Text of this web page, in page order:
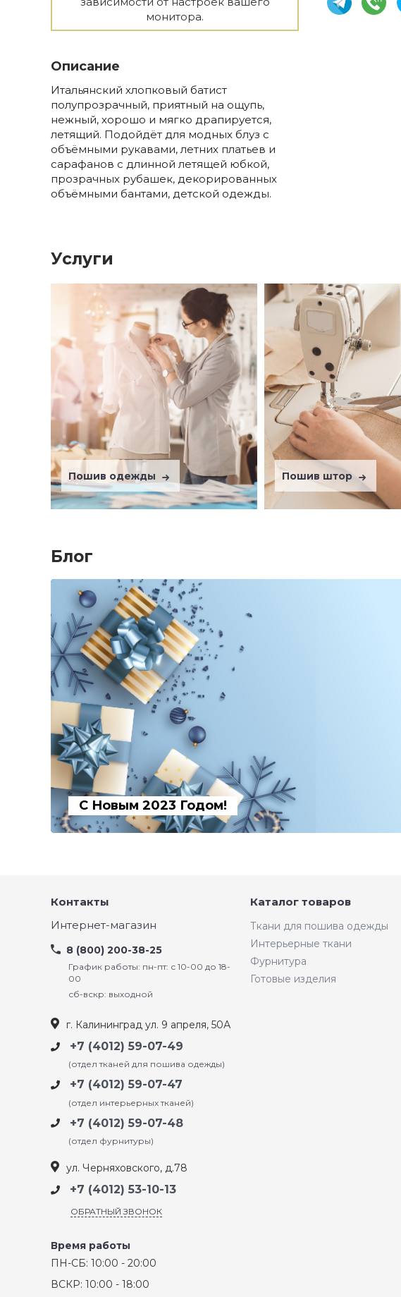
монитора.
Описание
Итальянский хлопковый батист
полупрозрачный, приятный на ощупь,
нежный, хорошо и мягко драпируется,
летящий. Подойдёт для модных блуз с
объёмными рукавами, летних платьев и
сарафанов с длинной летящей юбкой,
прозрачных рубашек, декорированных
объёмными бантами, детской одежды.
Услуги
Пошив одежды Пошив штор
Блог
С Новым 2023 Годом!
Контакты
Интернет-магазин
8 (800) 200-38-25
График работы: пн-пт: с 10-00 до 18-
00
сб-вскр: выходной
г. Калининград ул. 9 апреля, 50А
+7 (4012) 59-07-49
(отдел тканей для пошива одежды)
+7 (4012) 59-07-47
(отдел интерьерных тканей)
+7 (4012) 59-07-48
(отдел фурнитуры)
ул. Черняховского, д.78
+7 (4012) 53-10-13
ОБРАТНЫЙ ЗВОНОК
Время работы
ПН-СБ: 10:00 - 20:00
ВСКР: 10:00 - 18:00
Каталог товаров
Ткани для пошива одежды
Интерьерные ткани
Фурнитура
Готовые изделия